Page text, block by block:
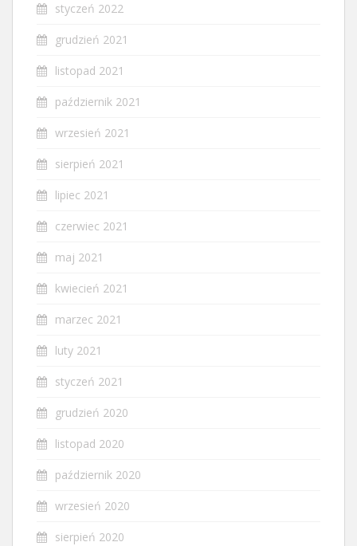
styczeń 2022
grudzień 2021
listopad 2021
październik 2021
wrzesień 2021
sierpień 2021
lipiec 2021
czerwiec 2021
maj 2021
kwiecień 2021
marzec 2021
luty 2021
styczeń 2021
grudzień 2020
listopad 2020
październik 2020
wrzesień 2020
sierpień 2020